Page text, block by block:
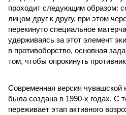
проходит следующим образом:
лицом друг к другу, при этом
перекинуто специальное
удерживаясь за этот элемент
в противоборство, основная
том, чтобы опрокинуть
Современная версия чувашской
была создана в 1990-х годах. С
переживает этап активного